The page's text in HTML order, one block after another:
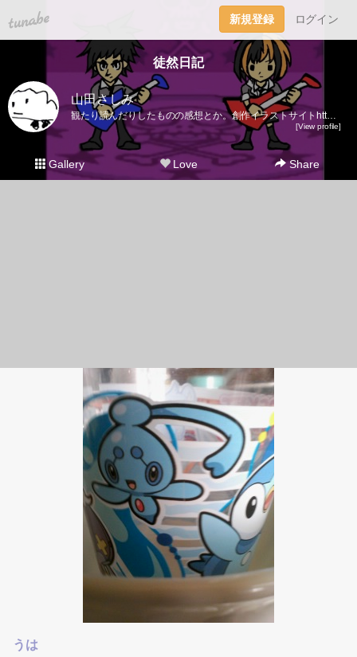
tuna.be 新規登録 ログイン
徒然日記
山田さしみ
観たり読んだりしたものの感想とか。創作イラストサイトhttp://tokiwa.bufsiz.jp/
[View profile]
Gallery Love Share
うは